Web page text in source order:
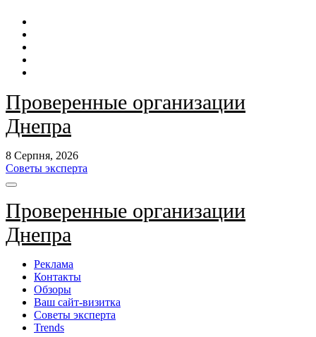
Перейти
контенту
Проверенные организации
Днепра
8 Серпня, 2026
Советы эксперта
Проверенные организации
Днепра
Реклама
Контакты
Обзоры
Ваш сайт-визитка
Советы эксперта
Trends